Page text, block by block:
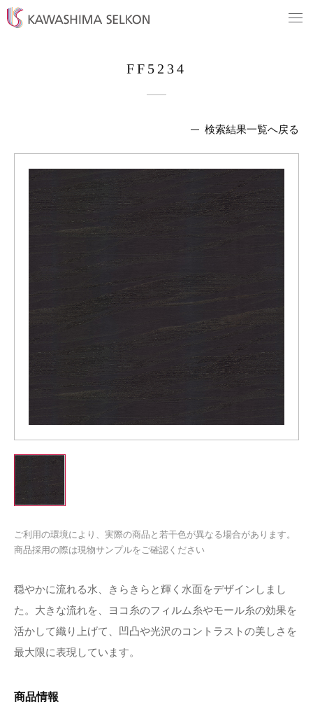
FF5234
検索結果一覧へ戻る
ご利用の環境により、実際の商品と若干色が異なる場合があります。
商品採用の際は現物サンプルをご確認ください
穏やかに流れる水、きらきらと輝く水面をデザインしまし
た。大きな流れを、ヨコ糸のフィルム糸やモール糸の効果を
活かして織り上げて、凹凸や光沢のコントラストの美しさを
最大限に表現しています。
商品情報